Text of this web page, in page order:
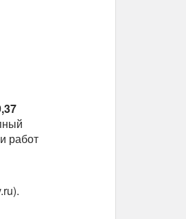
работ